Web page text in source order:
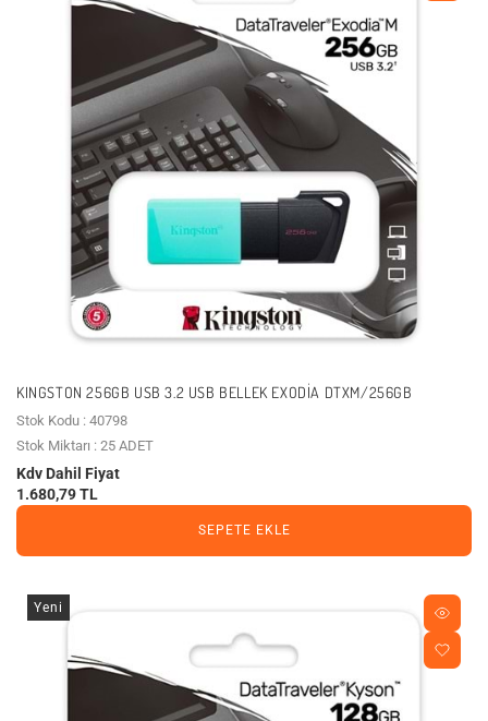
KINGSTON 256GB USB 3.2 USB BELLEK EXODIA DTXM/256GB
Stok Kodu : 40798
Stok Miktarı : 25 ADET
Kdv Dahil Fiyat
1.680,79 TL
SEPETE EKLE
Yeni